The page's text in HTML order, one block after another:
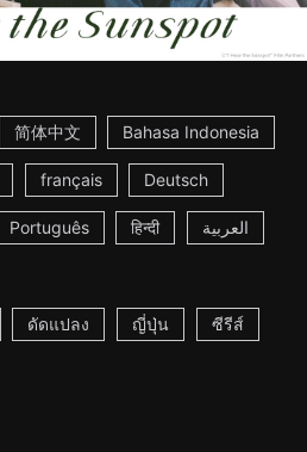
简体中文 Bahasa Indonesia
français Deutsch
Português हिन्दी العربية
ดัดแปลง ญี่ปุ่น ซีรีส์